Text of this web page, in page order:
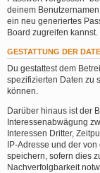
deinem
ein neu generiertes
Board zugreifen kannst.
GESTATTUNG DER
Du gestattest dem
spezifizierten Daten zu
können.
Darüber hinaus ist der
Interessenabwägung
Interessen Dritter,
IP-Adresse und der
speichern, sofern dies
Nachverfolgbarkeit